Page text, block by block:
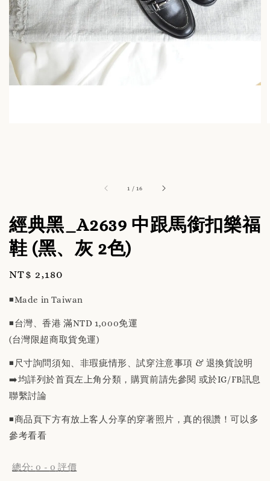
1 /16
經典黑_A2639 中跟馬銜扣樂福
鞋 (黑、灰 2色)
Regular
NT$ 2,180
◾️Made in Taiwan
◾️台灣、香港 滿NTD 1,000免運
(台灣限超商取貨免運)
◾️尺寸詢問須知、非瑕疵情形、試穿注意事項 & 退換貨說明
➡️均詳列於首頁左上角分類，購買前請先參閱 或於IG/FB訊息
聯繫討論
◾️商品頁下方有放上客人分享的穿著照片，真的很讚！可以多
參考看看
總分: 0 - 0 評價